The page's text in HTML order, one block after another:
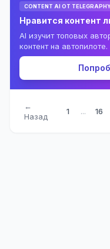
CONTENT AI ОТ
Нравится контент
AI изучит топовых
контент на автопилоте.
←
Назад
1 ... 16